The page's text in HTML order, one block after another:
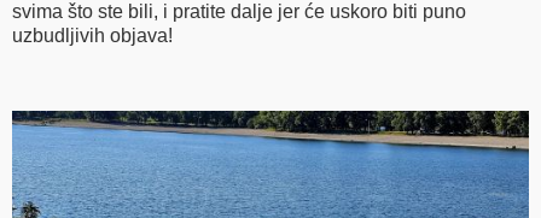
svima što ste bili, i pratite dalje jer će uskoro biti puno
uzbudljivih objava!